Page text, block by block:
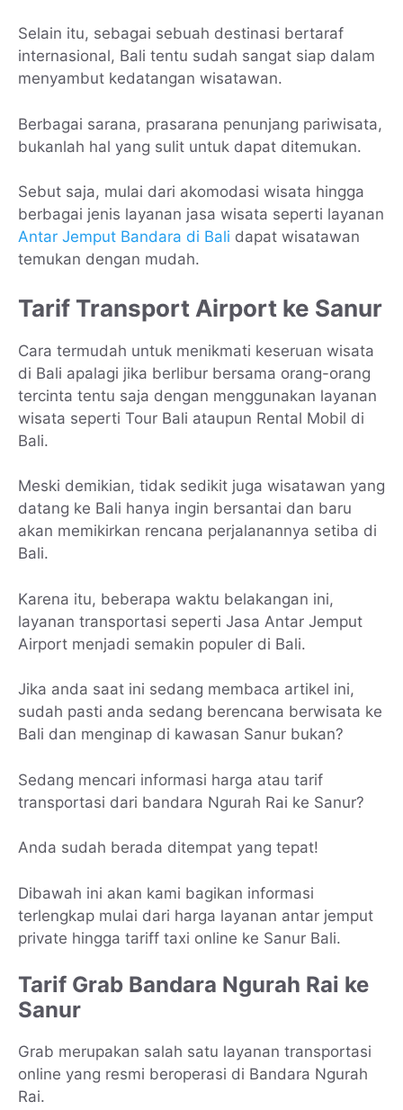
Selain itu, sebagai sebuah destinasi bertaraf
internasional, Bali tentu sudah sangat siap dalam
menyambut kedatangan wisatawan.
Berbagai sarana, prasarana penunjang pariwisata,
bukanlah hal yang sulit untuk dapat ditemukan.
Sebut saja, mulai dari akomodasi wisata hingga
berbagai jenis layanan jasa wisata seperti layanan
Antar Jemput Bandara di Bali dapat wisatawan
temukan dengan mudah.
Tarif Transport Airport ke Sanur
Cara termudah untuk menikmati keseruan wisata
di Bali apalagi jika berlibur bersama orang-orang
tercinta tentu saja dengan menggunakan layanan
wisata seperti Tour Bali ataupun Rental Mobil di
Bali.
Meski demikian, tidak sedikit juga wisatawan yang
datang ke Bali hanya ingin bersantai dan baru
akan memikirkan rencana perjalanannya setiba di
Bali.
Karena itu, beberapa waktu belakangan ini,
layanan transportasi seperti Jasa Antar Jemput
Airport menjadi semakin populer di Bali.
Jika anda saat ini sedang membaca artikel ini,
sudah pasti anda sedang berencana berwisata ke
Bali dan menginap di kawasan Sanur bukan?
Sedang mencari informasi harga atau tarif
transportasi dari bandara Ngurah Rai ke Sanur?
Anda sudah berada ditempat yang tepat!
Dibawah ini akan kami bagikan informasi
terlengkap mulai dari harga layanan antar jemput
private hingga tariff taxi online ke Sanur Bali.
Tarif Grab Bandara Ngurah Rai ke
Sanur
Grab merupakan salah satu layanan transportasi
online yang resmi beroperasi di Bandara Ngurah
Rai.